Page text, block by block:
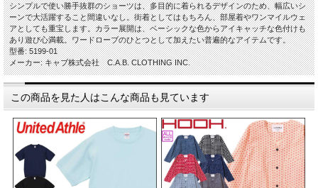
シンプルで使い勝手抜群のショーツは、多目的に着られるデザインのため、幅広いシ
ーンで大活躍すること間違いなし。街着としてはもちろん、部屋着やワンマイルウェ
アとしても重宝します。カラー展開は、ベーシックな色からアイキャッチな色付けも
あり遊び心満載。ワードローブのひとつとして加えたい普遍的なアイテムです。
型番: 5199-01
メーカー: キャブ株式会社 C.A.B. CLOTHING INC.
この商品を見た人はこんな商品も見ています